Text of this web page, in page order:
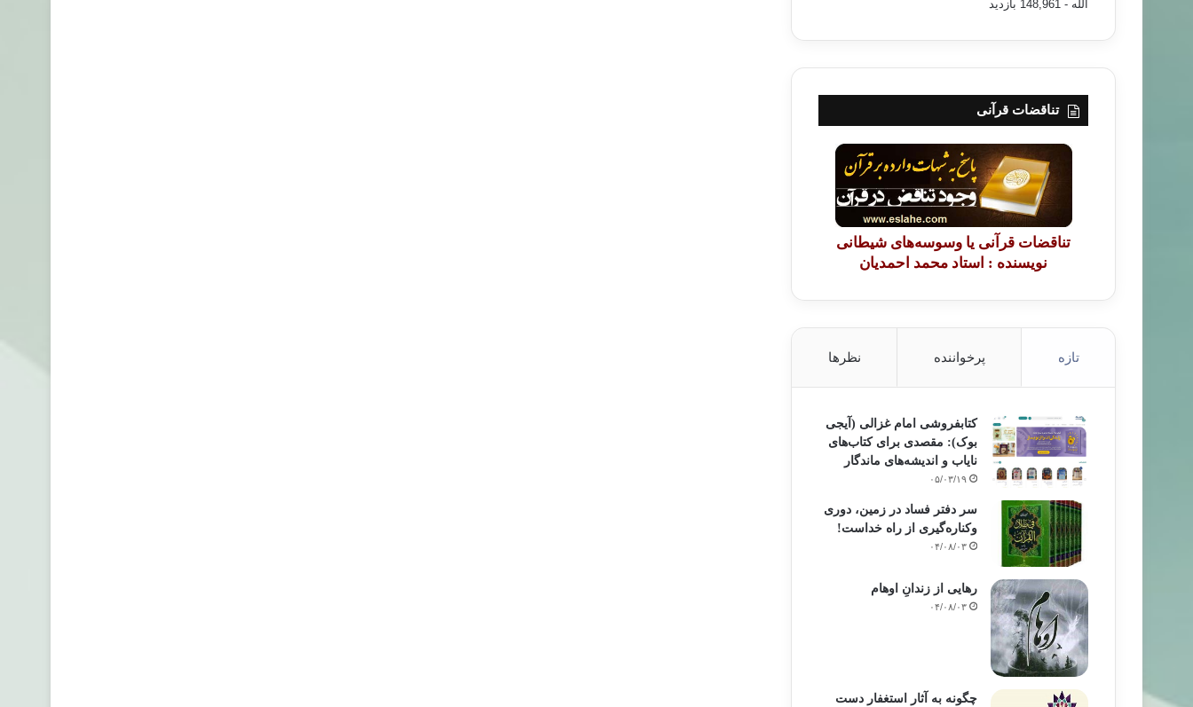
الله - 148,961 بازدید
تناقضات قرآنی
تناقضات قرآنی یا وسوسه‌های شیطانی
نویسنده : استاد محمد احمدیان
تازه پرخواننده نظرها
کتابفروشی امام غزالی (آیجی
بوک): مقصدی برای کتاب‌های
نایاب و اندیشه‌های ماندگار
۰۵/۰۳/۱۹
سر دفتر فساد در زمین‌، دوری
وکناره‌گیری از راه خداست‌!
۰۴/۰۸/۰۳
رهایی از زندانِ اوهام
۰۴/۰۸/۰۳
چگونه به آثار استغفار دست